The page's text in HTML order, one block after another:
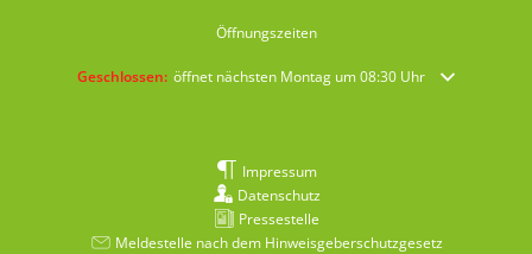
Öffnungszeiten
Klicken, um weitere Öffnungs- oder Schließzeiten auszublenden
Geschlossen: öffnet nächsten Montag um 08:30 Uhr
Impressum
Datenschutz
Pressestelle
Meldestelle nach dem Hinweisgeberschutzgesetz